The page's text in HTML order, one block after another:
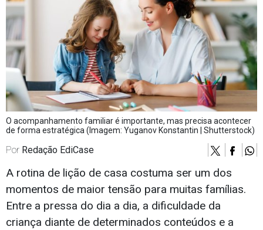
O acompanhamento familiar é importante, mas precisa acontecer
de forma estratégica (Imagem: Yuganov Konstantin | Shutterstock)
Por Redação EdiCase
A rotina de lição de casa costuma ser um dos
momentos de maior tensão para muitas famílias.
Entre a pressa do dia a dia, a dificuldade da
criança diante de determinados conteúdos e a